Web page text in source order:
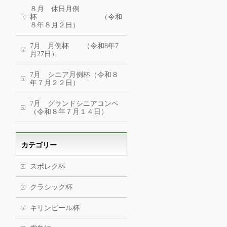
８月 休日月例
杯 （令和
８年８月２日）
7月 月例杯 （令和8年7
月27日）
7月 シニア月例杯（令和８
年７月２２日）
7月 グランドシニアコンペ
（令和８年７月１４日）
カテゴリー
スポレク杯
クラシック杯
キリンビール杯